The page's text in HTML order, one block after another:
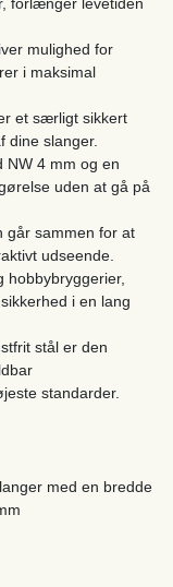
forlænger levetiden
mulighed for
i maksimal
et særligt sikkert
​​dine slanger.
NW 4 mm og en
uden at gå på
går sammen for at
udseende.
hobbybryggerier,
i en lang
stål er den
standarder.
med en bredde